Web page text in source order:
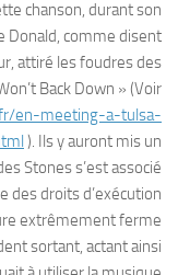
chanson, durant son
Donald, comme disent
attiré les foudres des
Back Down » (Voir
en-meeting-a-tulsa-
). Ils y auront mis un
Stones s’est associé
des droits d’exécution
extrêmement ferme
sortant, actant ainsi